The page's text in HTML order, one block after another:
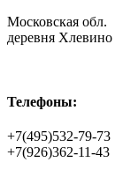
Московская обл.
деревня Хлевино
Телефоны:
+7(495)532-79-73
+7(926)362-11-43